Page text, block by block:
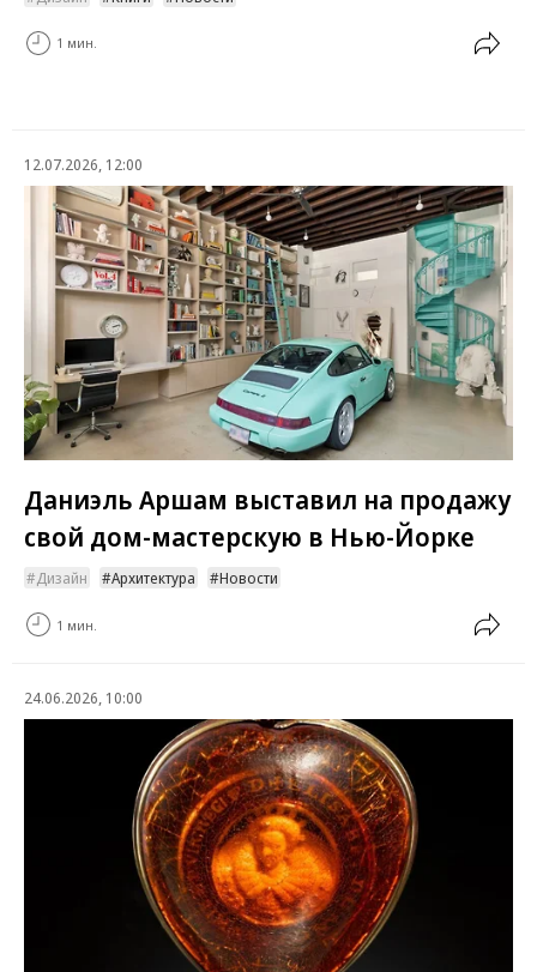
1 мин.
12.07.2026, 12:00
Даниэль Аршам выставил на продажу
свой дом-мастерскую в Нью-Йорке
Дизайн Архитектура Новости
1 мин.
24.06.2026, 10:00